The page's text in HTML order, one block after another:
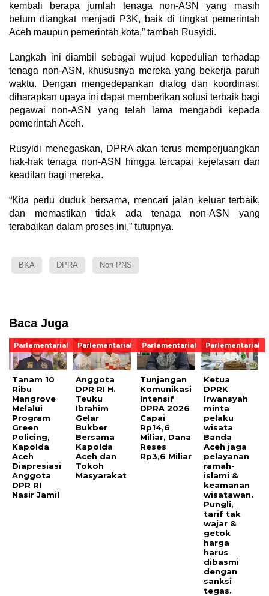
kembali berapa jumlah tenaga non-ASN yang masih
belum diangkat menjadi P3K, baik di tingkat pemerintah
Aceh maupun pemerintah kota,” tambah Rusyidi.
Langkah ini diambil sebagai wujud kepedulian terhadap
tenaga non-ASN, khususnya mereka yang bekerja paruh
waktu. Dengan mengedepankan dialog dan koordinasi,
diharapkan upaya ini dapat memberikan solusi terbaik bagi
pegawai non-ASN yang telah lama mengabdi kepada
pemerintah Aceh.
Rusyidi menegaskan, DPRA akan terus memperjuangkan
hak-hak tenaga non-ASN hingga tercapai kejelasan dan
keadilan bagi mereka.
“Kita perlu duduk bersama, mencari jalan keluar terbaik,
dan memastikan tidak ada tenaga non-ASN yang
terabaikan dalam proses ini,” tutupnya.
BKA DPRA Non PNS
Baca Juga
Parlementarial
Tanam 10
Ribu
Mangrove
Melalui
Program
Green
Policing,
Kapolda
Aceh
Diapresiasi
Anggota
DPR RI
Nasir Jamil
Parlementarial
Anggota
DPR RI H.
Teuku
Ibrahim
Gelar
Bukber
Bersama
Kapolda
Aceh dan
Tokoh
Masyarakat
Parlementarial
Tunjangan
Komunikasi
Intensif
DPRA 2026
Capai
Rp14,6
Miliar, Dana
Reses
Rp3,6 Miliar
Parlementarial
Ketua
DPRK
Irwansyah
minta
pelaku
wisata
Banda
Aceh jaga
pelayanan
ramah-
islami &
keamanan
wisatawan.
Pungli,
tarif tak
wajar &
getok
harga
harus
dibasmi
dengan
sanksi
tegas.